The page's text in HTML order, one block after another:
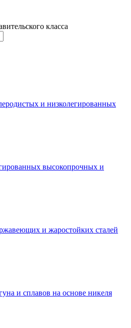
класса
и низколегированных
высокопрочных и
и жаростойких сталей
и сплавов на основе никеля